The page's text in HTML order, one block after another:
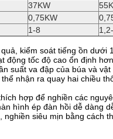
37KW
0,75KW
1-8
kiểm soát tiếng ồn dưới
động tốc độ cao ổn định hơn.
suất va đập của búa và
nhận ra quay hai chiều
hợp để nghiền các
hình ép đàn hồi dễ dàng
siêu mịn bằng cách